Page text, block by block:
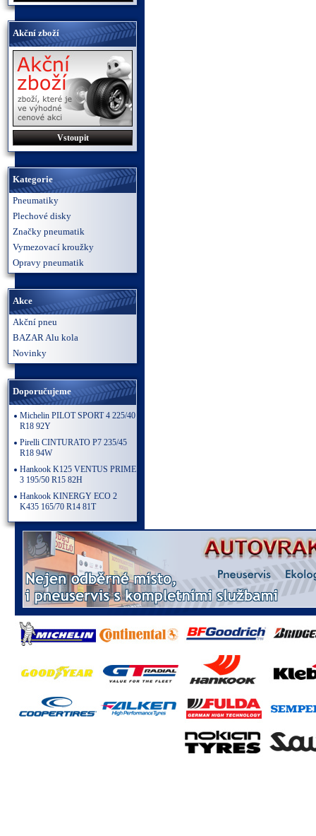
Akční zboží
Vstoupit
Kategorie
Pneumatiky
Plechové disky
Značky pneumatik
Vymezovací kroužky
Opravy pneumatik
Akce
Akční pneu
BAZAR Alu kola
Novinky
Doporučujeme
Michelin PILOT SPORT 4 225/40
R18 92Y
Pirelli CINTURATO P7 235/45
R18 94W
Hankook K125 VENTUS PRIME
3 195/50 R15 82H
Hankook KINERGY ECO 2
K435 165/70 R14 81T